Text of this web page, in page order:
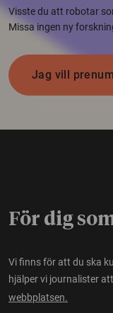
Visste du att robotar
Missa ingen ny
Jag vill
För dig
Vi finns för att du ska
hjälper vi journalister
webbplatsen.